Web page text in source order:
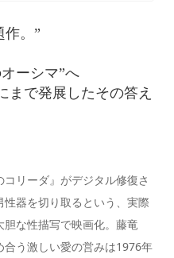
作。”
ーシマ”へ
まで発展したその答え
リーダ』がデジタル修復さ
器を切り取るという、実際
な性描写で映画化。藤竜
う激しい愛の営みは1976年